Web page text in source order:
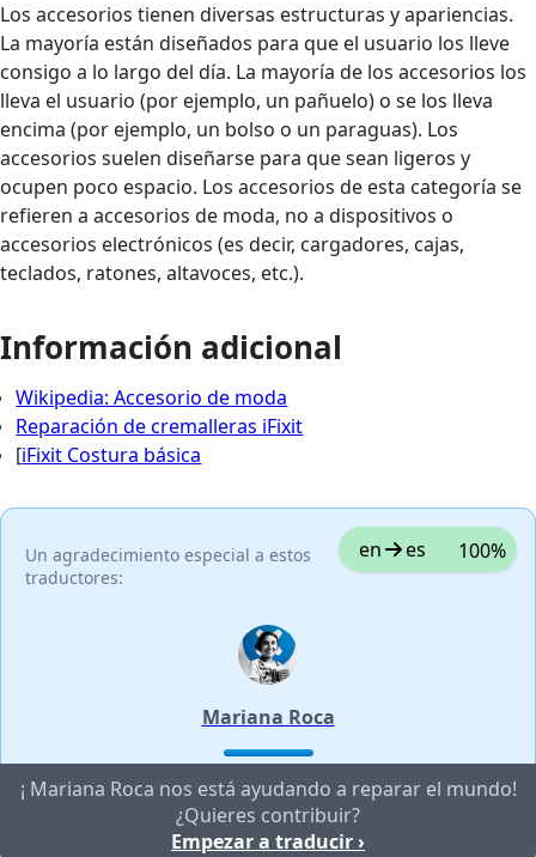
Los accesorios tienen diversas estructuras y apariencias.
La mayoría están diseñados para que el usuario los lleve
consigo a lo largo del día. La mayoría de los accesorios los
lleva el usuario (por ejemplo, un pañuelo) o se los lleva
encima (por ejemplo, un bolso o un paraguas). Los
accesorios suelen diseñarse para que sean ligeros y
ocupen poco espacio. Los accesorios de esta categoría se
refieren a accesorios de moda, no a dispositivos o
accesorios electrónicos (es decir, cargadores, cajas,
teclados, ratones, altavoces, etc.).
Información adicional
Wikipedia: Accesorio de moda
Reparación de cremalleras iFixit
[iFixit Costura básica
Un agradecimiento especial a estos
traductores:
en es 100%
Mariana Roca
¡ Mariana Roca nos está ayudando a reparar el mundo!
¿Quieres contribuir?
Empezar a traducir ›